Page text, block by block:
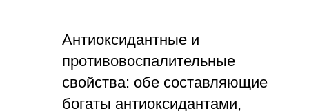
Антиоксидантные и
противовоспалительные
свойства: обе составляющие
богаты антиоксидантами,